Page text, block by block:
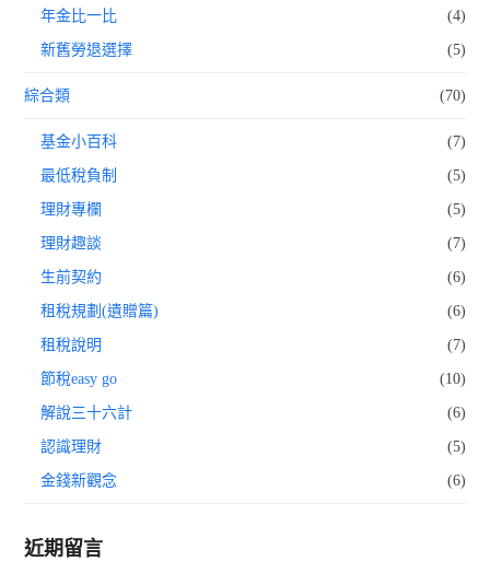
年金比一比 (4)
新舊勞退選擇 (5)
綜合類 (70)
基金小百科 (7)
最低稅負制 (5)
理財專欄 (5)
理財趣談 (7)
生前契約 (6)
租稅規劃(遺贈篇) (6)
租稅說明 (7)
節稅easy go (10)
解說三十六計 (6)
認識理財 (5)
金錢新觀念 (6)
近期留言